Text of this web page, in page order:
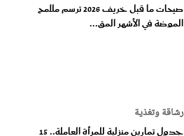
صيحات ما قبل خريف 2026 ترسم ملامح
الموضة في الأشهر المق...
رشاقة وتغذية
جدول تمارين منزلية للمرأة العاملة.. 15